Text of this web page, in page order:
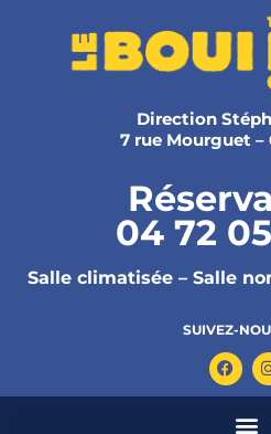
Direction
7 rue Mourguet –
04 72
Salle climatisée – Salle
SUIVEZ-